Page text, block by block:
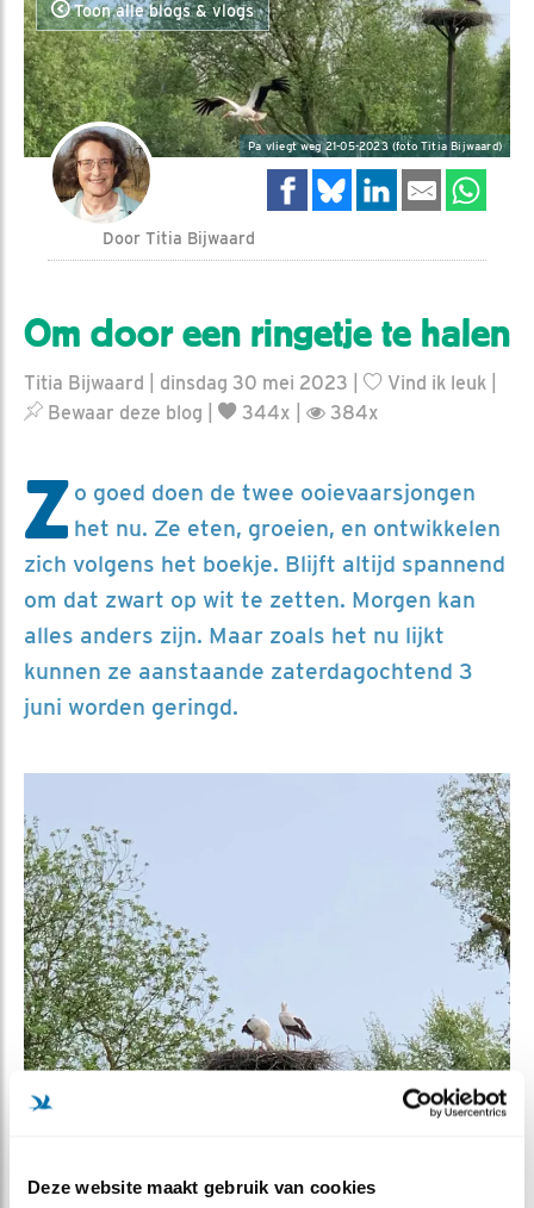
Deze website maakt gebruik van cookies
Toon alle blogs & vlogs
Pa vliegt weg 21-05-2023 (foto Titia Bijwaard)
Door Titia Bijwaard
Om door een ringetje te halen
Titia Bijwaard | dinsdag 30 mei 2023 | Vind ik leuk
Bewaar deze blog
344x | 384x
Z o goed doen de twee ooievaarsjongen
het nu. Ze eten, groeien, en ontwikkelen
zich volgens het boekje. Blijft altijd spannend
om dat zwart op wit te zetten. Morgen kan
alles anders zijn. Maar zoals het nu lijkt
kunnen ze aanstaande zaterdagochtend 3
juni worden geringd.